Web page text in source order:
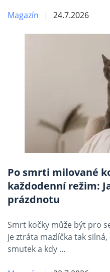
Magazín 24.7.2026
Po smrti milované
každodenní režim:
prázdnotu
Smrt kočky může být pro
je ztráta mazlíčka tak
smutek a kdy …